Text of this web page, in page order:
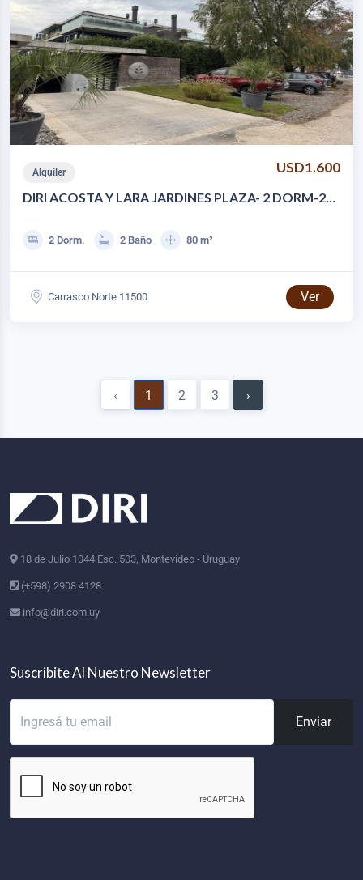
Alquiler USD1.600
DIRI ACOSTA Y LARA JARDINES PLAZA- 2 DORM-2
2 Dorm. 2 Baño 80 m²
Carrasco Norte 11500 Ver
‹ 1 2 3 ›
18 de Julio 1044 Esc. 503, Montevideo - Uruguay
(+598) 2908 4128
info@diri.com.uy
Suscribite Al Nuestro Newsletter
Enviar